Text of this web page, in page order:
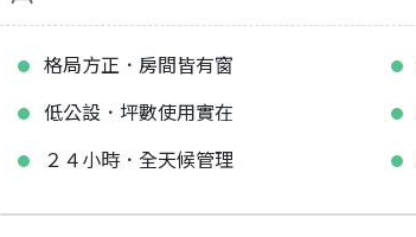
格局方正．房間皆有窗
低公設．坪數使用實在
２４小時．全天候管理